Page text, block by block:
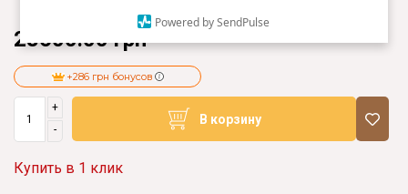
Powered by SendPulse
28600.00 грн
+286 грн бонусов
+
-
В корзину
Купить в 1 клик